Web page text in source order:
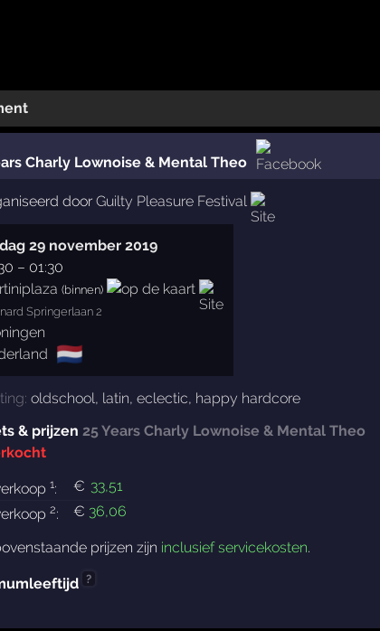
Charly Lownoise & Mental Theo
door Guilty Pleasure Festival
29 november 2019
– 01:30
(binnen)
Springerlaan 2
🇳🇱
oldschool, latin, eclectic, happy hardcore
& prijzen 25 Years Charly Lownoise & Mental Theo
1: € 33,51
2: € 36,06
prijzen zijn inclusief servicekosten.
?